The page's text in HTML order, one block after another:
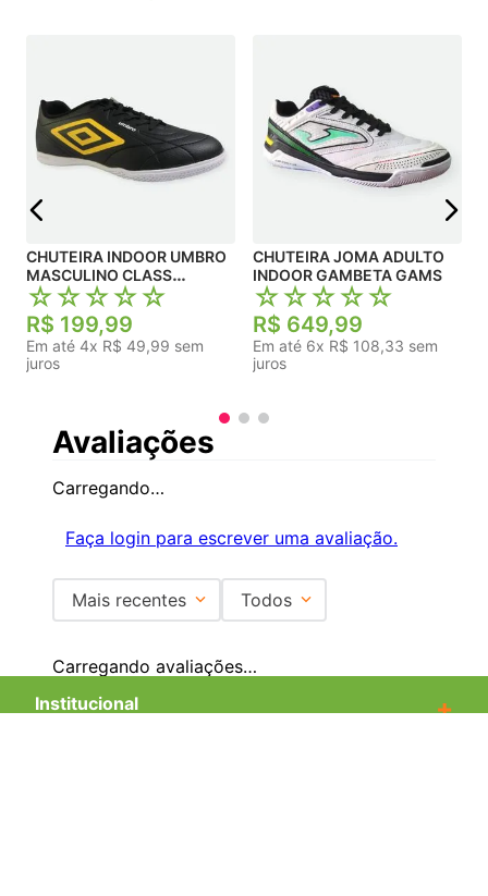
do atrito contínuo com o solo.Calce Firme e
CHUTEIRA INDOOR UMBRO
MASCULINO CLASS
FOOTBALLER
☆☆☆☆☆
R$ 199,99
Em até 4x R$ 49,99 sem
juros
CHUTEIRA JOMA ADULTO
INDOOR GAMBETA GAMS
☆☆☆☆☆
R$ 649,99
Em até 6x R$ 108,33 sem
juros
Avaliações
Carregando…
Faça login para escrever uma avaliação.
Mais recentes Todos
Carregando avaliações…
Institucional
+